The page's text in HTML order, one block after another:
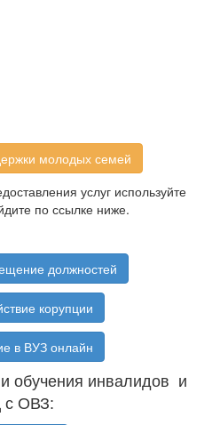
молодых семей
услуг используйте
по ссылке ниже.
должностей
корупции
в ВУЗ онлайн
обучения инвалидов и
с ОВЗ: